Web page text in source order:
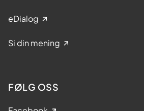
eDialog
Si din mening
FØLG OSS